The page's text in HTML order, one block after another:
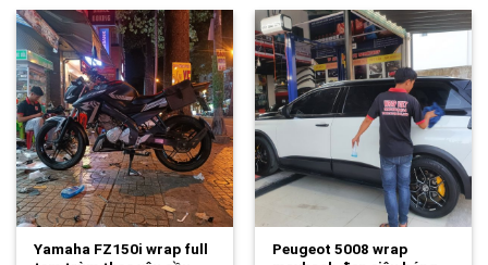
Yamaha FZ150i wrap full
Peugeot 5008 wrap